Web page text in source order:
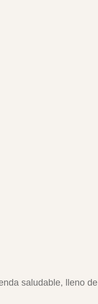
saludable, lleno de